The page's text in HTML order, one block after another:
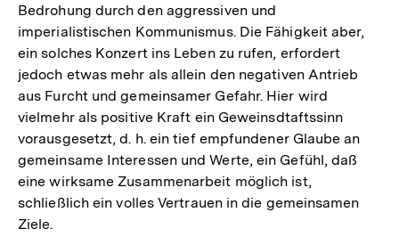
Bedrohung durch den aggressiven und
imperialistischen Kommunismus. Die Fähigkeit aber,
ein solches Konzert ins Leben zu rufen, erfordert
jedoch etwas mehr als allein den negativen Antrieb
aus Furcht und gemeinsamer Gefahr. Hier wird
vielmehr als positive Kraft ein Geweinsdtaftssinn
vorausgesetzt, d. h. ein tief empfundener Glaube an
gemeinsame Interessen und Werte, ein Gefühl, daß
eine wirksame Zusammenarbeit möglich ist,
schließlich ein volles Vertrauen in die gemeinsamen
Ziele.